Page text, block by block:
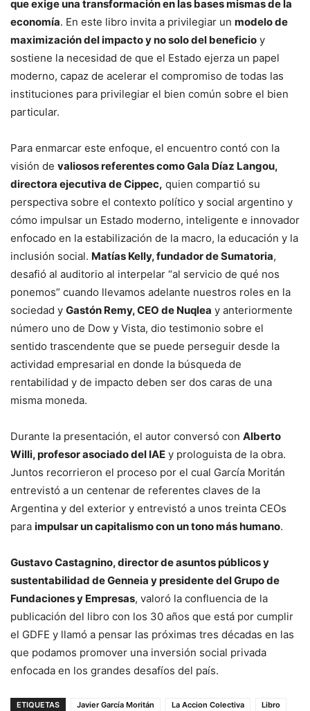
que exige una transformación en las bases mismas de la
economía. En este libro invita a privilegiar un modelo de
maximización del impacto y no solo del beneficio y
sostiene la necesidad de que el Estado ejerza un papel
moderno, capaz de acelerar el compromiso de todas las
instituciones para privilegiar el bien común sobre el bien
particular.
Para enmarcar este enfoque, el encuentro contó con la
visión de valiosos referentes como Gala Díaz Langou,
directora ejecutiva de Cippec, quien compartió su
perspectiva sobre el contexto político y social argentino y
cómo impulsar un Estado moderno, inteligente e innovador
enfocado en la estabilización de la macro, la educación y la
inclusión social. Matías Kelly, fundador de Sumatoria,
desafió al auditorio al interpelar “al servicio de qué nos
ponemos” cuando llevamos adelante nuestros roles en la
sociedad y Gastón Remy, CEO de Nuqlea y anteriormente
número uno de Dow y Vista, dio testimonio sobre el
sentido trascendente que se puede perseguir desde la
actividad empresarial en donde la búsqueda de
rentabilidad y de impacto deben ser dos caras de una
misma moneda.
Durante la presentación, el autor conversó con Alberto
Willi, profesor asociado del IAE y prologuista de la obra.
Juntos recorrieron el proceso por el cual García Moritán
entrevistó a un centenar de referentes claves de la
Argentina y del exterior y entrevistó a unos treinta CEOs
para impulsar un capitalismo con un tono más humano.
Gustavo Castagnino, director de asuntos públicos y
sustentabilidad de Genneia y presidente del Grupo de
Fundaciones y Empresas, valoró la confluencia de la
publicación del libro con los 30 años que está por cumplir
el GDFE y llamó a pensar las próximas tres décadas en las
que podamos promover una inversión social privada
enfocada en los grandes desafíos del país.
ETIQUETAS Javier García Moritán La Accion Colectiva Libro